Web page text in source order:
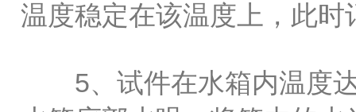
温度稳定在该温度上，此时
5、试件在水箱内温度达